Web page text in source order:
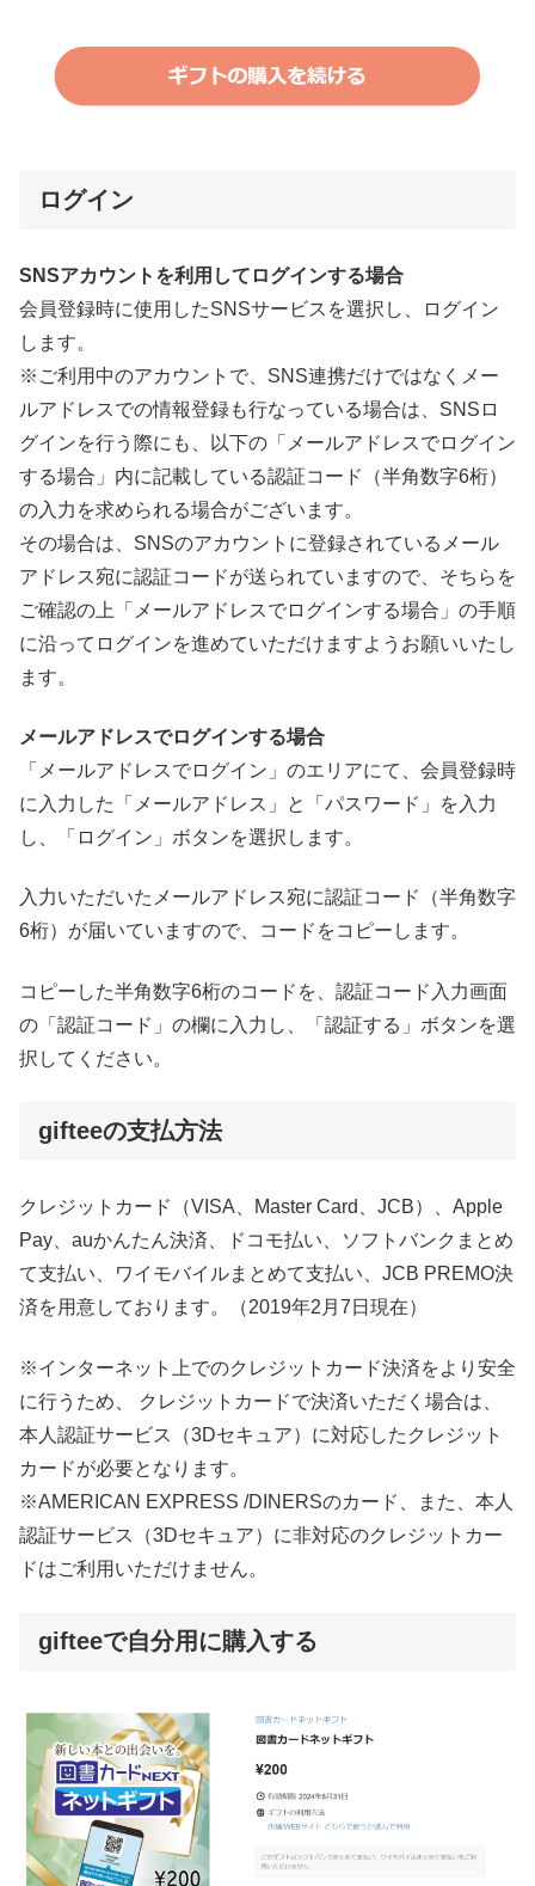
ログイン
SNSアカウントを利用してログインする場合
会員登録時に使用したSNSサービスを選択し、ログイン
します。
※ご利用中のアカウントで、SNS連携だけではなくメー
ルアドレスでの情報登録も行なっている場合は、SNSロ
グインを行う際にも、以下の「メールアドレスでログイン
する場合」内に記載している認証コード（半角数字6桁）
の入力を求められる場合がございます。
その場合は、SNSのアカウントに登録されているメール
アドレス宛に認証コードが送られていますので、そちらを
ご確認の上「メールアドレスでログインする場合」の手順
に沿ってログインを進めていただけますようお願いいたし
ます。
メールアドレスでログインする場合
「メールアドレスでログイン」のエリアにて、会員登録時
に入力した「メールアドレス」と「パスワード」を入力
し、「ログイン」ボタンを選択します。
入力いただいたメールアドレス宛に認証コード（半角数字
6桁）が届いていますので、コードをコピーします。
コピーした半角数字6桁のコードを、認証コード入力画面
の「認証コード」の欄に入力し、「認証する」ボタンを選
択してください。
gifteeの支払方法
クレジットカード（VISA、Master Card、JCB）、Apple
Pay、auかんたん決済、ドコモ払い、ソフトバンクまとめ
て支払い、ワイモバイルまとめて支払い、JCB PREMO決
済を用意しております。（2019年2月7日現在）
※インターネット上でのクレジットカード決済をより安全
に行うため、 クレジットカードで決済いただく場合は、
本人認証サービス（3Dセキュア）に対応したクレジット
カードが必要となります。
※AMERICAN EXPRESS /DINERSのカード、また、本人
認証サービス（3Dセキュア）に非対応のクレジットカー
ドはご利用いただけません。
gifteeで自分用に購入する